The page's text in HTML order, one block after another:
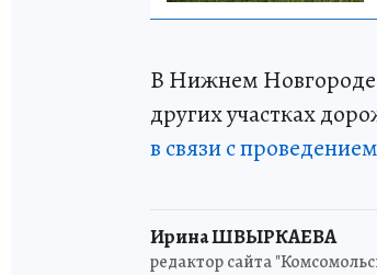
В Нижнем Новгороде
других участках
в связи с
Ирина ШВЫРКАЕВА
редактор сайта